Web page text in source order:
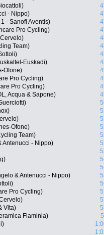
- Nippo)
- Sanofi Aventis)
Pro Cycling)
Team)
Euskadi)
Ofone)
Pro Cycling)
Pro Cycling)
Acqua & Sapone)
Ofone)
Team)
Antenucci - Nippo)
& Antenucci - Nippo)
Pro Cycling)
Vita)
Flaminia)